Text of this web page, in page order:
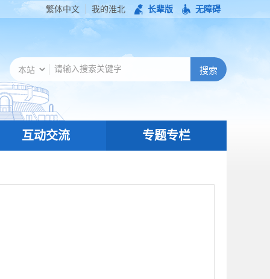
繁体中文 我的淮北 长辈版 无障碍
互动交流 专题专栏